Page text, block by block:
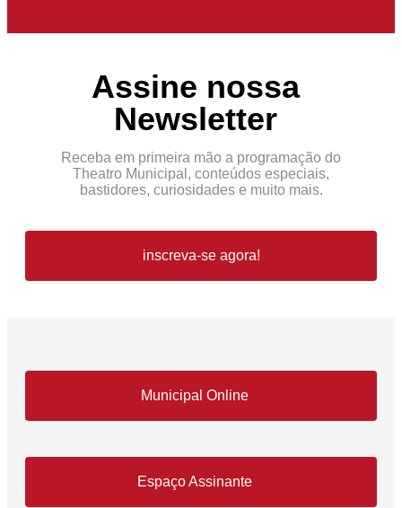
Assine nossa
Newsletter
Receba em primeira mão a programação do
Theatro Municipal, conteúdos especiais,
bastidores, curiosidades e muito mais.
inscreva-se agora!
Municipal Online
Espaço Assinante